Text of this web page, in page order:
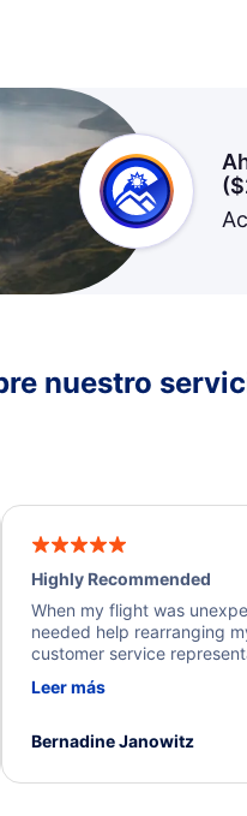
(
nuestro
Highly Recommended
When my flight was
needed help rearranging
customer service
process. They quickly
I truly appreciate the
Leer más
Bernadine Janowitz